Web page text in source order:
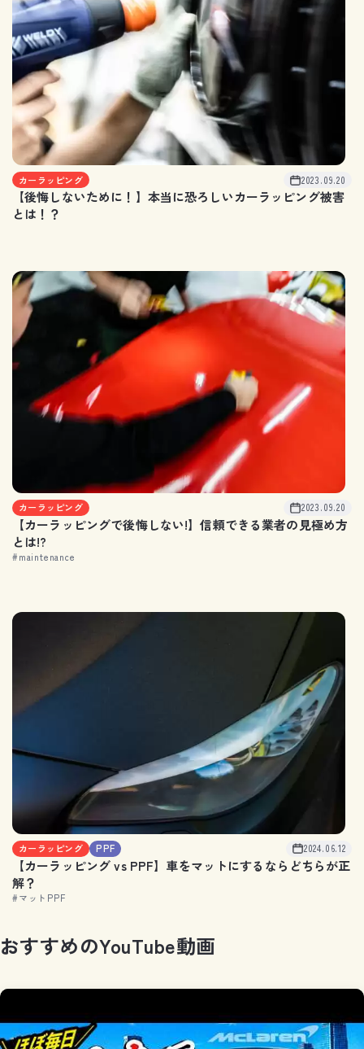
カーラッピング 2023.09.20
【後悔しないために！】本当に恐ろしいカーラッピング被害
とは！？
カーラッピング 2023.09.20
【カーラッピングで後悔しない!】信頼できる業者の見極め方
とは!?
#maintenance
カーラッピング PPF 2024.06.12
【カーラッピング vs PPF】車をマットにするならどちらが正
解？
#マットPPF
おすすめのYouTube動画